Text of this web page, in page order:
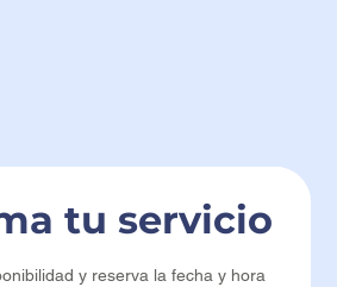
tu servicio
y reserva la fecha y hora